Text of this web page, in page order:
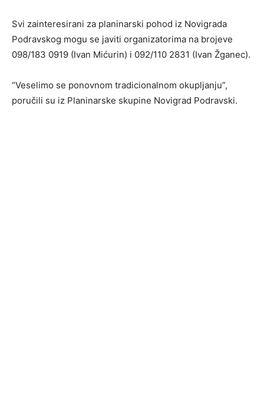
Svi zainteresirani za planinarski pohod iz Novigrada
Podravskog mogu se javiti organizatorima na brojeve
098/183 0919 (Ivan Mićurin) i 092/110 2831 (Ivan Žganec).
“Veselimo se ponovnom tradicionalnom okupljanju”,
poručili su iz Planinarske skupine Novigrad Podravski.